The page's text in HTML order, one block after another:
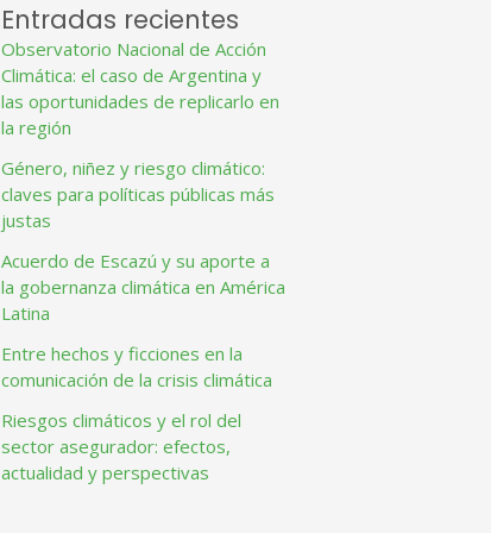
Entradas recientes
Observatorio Nacional de Acción
Climática: el caso de Argentina y
las oportunidades de replicarlo en
la región
Género, niñez y riesgo climático:
claves para políticas públicas más
justas
Acuerdo de Escazú y su aporte a
la gobernanza climática en América
Latina
Entre hechos y ficciones en la
comunicación de la crisis climática
Riesgos climáticos y el rol del
sector asegurador: efectos,
actualidad y perspectivas